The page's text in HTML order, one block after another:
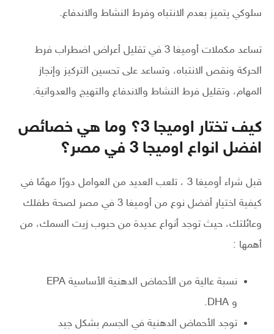
سلوكي يتميز بعدم الانتباه وفرط النشاط والاندفاع.
تساعد مكملات أوميغا 3 في تقليل أعراض اضطراب فرط
الحركة ونقص الانتباه، وتساعد على تحسين التركيز وإنجاز
المهام، وتقليل فرط النشاط والاندفاع والتهيج والعدوانية.
كيف تختار اوميجا 3؟ وما هي خصائص
افضل انواع اوميجا 3 في مصر؟
قبل شراء أوميغا 3 ، تلعب العديد من العوامل دورًا مهمًا في
كيفية اختيار أفضل نوع من أوميغا 3 في مصر لصحة طفلك
وعائلتك، حيث توجد أنواع عديدة من حبوب زيت السمك، من
أهمها :
نسبة عالية من الأحماض الدهنية الأساسية EPA
و DHA.
توجد الأحماض الدهنية في الجسم بشكل جيد